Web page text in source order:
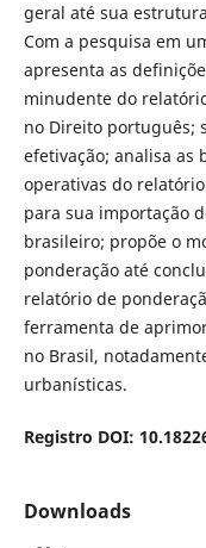
geral até sua
Com a pesquisa em
apresenta as
minudente do
no Direito português;
efetivação; analisa as
operativas do
para sua importação
brasileiro; propõe o
ponderação até
relatório de
ferramenta de
no Brasil,
urbanísticas.
Registro DOI:
Downloads